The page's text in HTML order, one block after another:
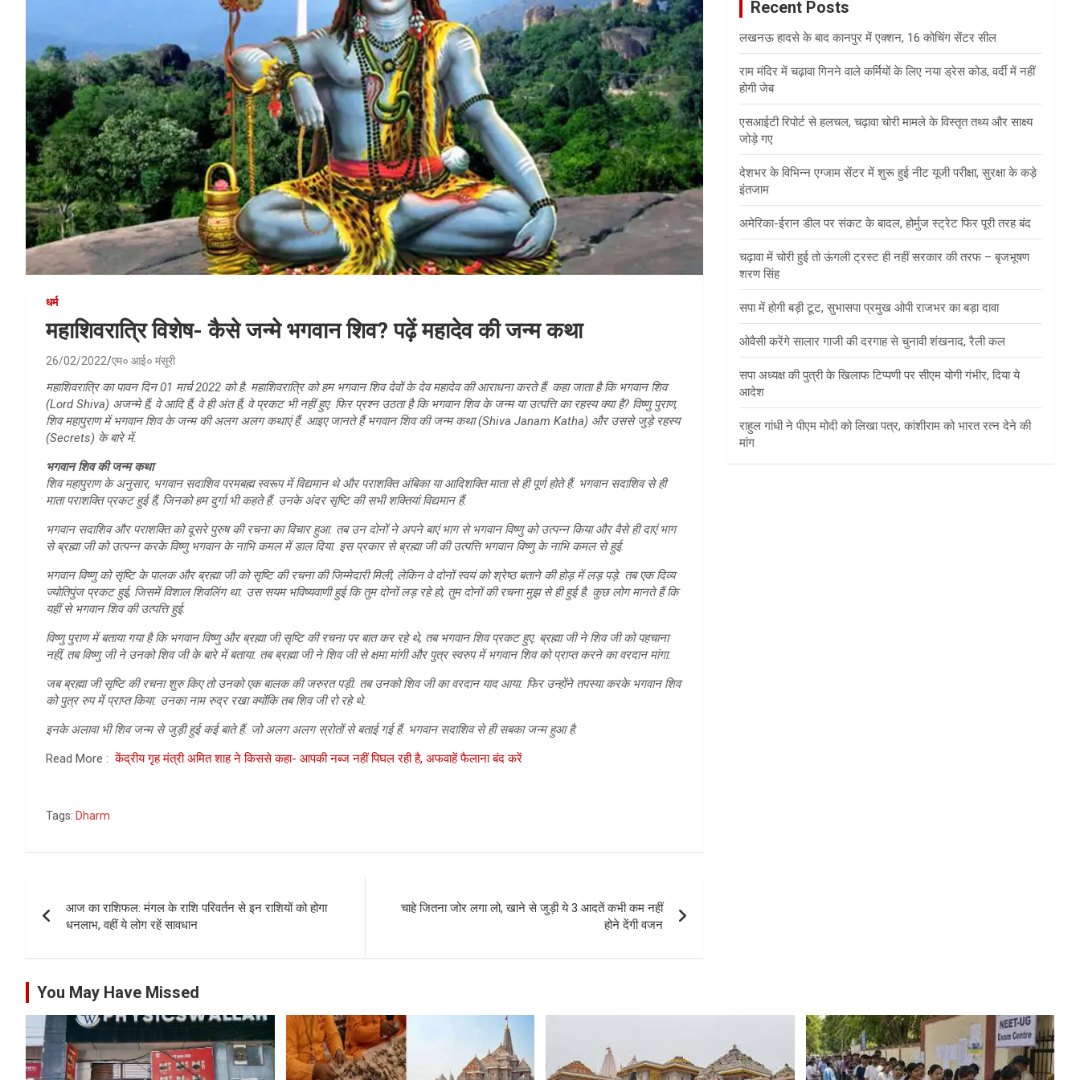
धर्म
महाशिवरात्रि विशेष- कैसे जन्मे भगवान शिव? पढ़ें महादेव की जन्म कथा
26/02/2022 एम० आई० मंसूरी
महाशिवरात्रि का पावन दिन 01 मार्च 2022 को है. महाशिवरात्रि को हम भगवान शिव देवों के देव महादेव की आराधना करते हैं. कहा जाता है कि भगवान शिव
(Lord Shiva) अजन्मे हैं, वे आदि हैं, वे ही अंत हैं, वे प्रकट भी नहीं हुए. फिर प्रश्न उठता है कि भगवान ​शिव के जन्म या उत्पत्ति का रहस्य क्या है? विष्णु पुराण,
शिव महापुराण में भगवान शिव के जन्म की अलग अलग कथाएं हैं. आइए जानते हैं भगवान शिव की जन्म कथा (Shiva Janam Katha) और उससे जुड़े रहस्य
(Secrets) के बारे में.
भगवान शिव की जन्म कथा
शिव महापुराण के अनुसार, भगवान सदाशिव परमबह्म स्वरूप में विद्यमान थे और पराशक्ति अंबिका या आदिशक्ति माता से ही पूर्ण होते हैं. भगवान सदाशिव से ही
माता पराशक्ति प्रकट हुई हैं, जिनको हम दुर्गा भी कहते हैं. उनके अंदर सृष्टि की सभी शक्तियां ​विद्यमान हैं.
भगवान सदाशिव और पराशक्ति को दूसरे पुरुष की रचना का विचार हुआ. तब उन दोनों ने अपने बाएं भाग से भगवान विष्णु को उत्पन्न किया और वैसे ही दाएं भाग
से ब्रह्मा जी को उत्पन्न करके विष्णु भगवान के नाभि कमल में डाल दिया. इस प्रकार से ब्रह्मा जी की उत्पत्ति भगवान विष्णु के नाभि कमल से हुई.
भगवान विष्णु को सृष्टि के पालक और ब्रह्मा जी को सृष्टि की रचना की जिम्मेदारी मिली, लेकिन वे दोनों स्वयं को श्रेष्ठ बताने की होड़ में लड़ पड़े. तब एक दिव्य
ज्योतिपुंज प्रकट हुई, जिसमें विशाल शिवलिंग था. उस सयम भविष्यवाणी हुई कि तुम दोनों लड़ रहे हो, तुम दोनों की रचना मुझ से ही हुई है. कुछ लोग मानते हैं ​कि
यहीं से भगवान शिव की उत्पत्ति हुई.
विष्णु पुराण में बताया गया है कि भगवान विष्णु और ब्रह्मा जी सृष्टि की रचना पर बात कर रहे थे, तब भगवान शिव प्रकट हुए. ब्रह्मा जी ने शिव जी को पहचाना
नहीं, तब विष्णु जी ने उनको शिव जी के बारे में बताया. तब ब्रह्मा जी ने शिव जी से क्षमा मांगी और पुत्र स्वरुप में भगवान शिव को प्राप्त करने का वरदान मांगा.
जब ब्रह्मा जी सृष्टि की रचना शुरु किए तो उनको एक बालक की जरुरत पड़ी. तब उनको शिव जी का वरदान याद आया. फिर उन्होंने तपस्या करके भगवान शिव
को पुत्र रुप में प्राप्त किया. उनका नाम रुद्र रखा क्योंकि तब शिव जी रो रहे थे.
इनके अलावा भी​ शिव जन्म से जुड़ी हुई कई बाते हैं. जो अलग अलग स्रोतों से बताई गई हैं. भगवान सदाशिव से ही सबका जन्म हुआ है.
Read More : केंद्रीय गृह मंत्री अमित शाह ने किससे कहा- आपकी नब्ज नहीं पिघल रही है, अफवाहें फैलाना बंद करें
Tags: Dharm
navigation
आज का राशिफल: मंगल के राशि परिवर्तन से इन राशियों को होगा
धनलाभ, वहीं ये लोग रहें सावधान
चाहे जितना जोर लगा लो, खाने से जुड़ी ये 3 आदतें कभी कम नहीं
होने देंगी वजन
Recent Posts
लखनऊ हादसे के बाद कानपुर में एक्शन, 16 कोचिंग सेंटर सील
राम मंदिर में चढ़ावा गिनने वाले कर्मियों के लिए नया ड्रेस कोड, वर्दी में नहीं
होगी जेब
एसआईटी रिपोर्ट से हलचल, चढ़ावा चोरी मामले के विस्तृत तथ्य और साक्ष्य
जोड़े गए
देशभर के विभिन्न एग्जाम सेंटर में शुरू हुई नीट यूजी परीक्षा, सुरक्षा के कड़े
इंतजाम
अमेरिका-ईरान डील पर संकट के बादल, होर्मुज स्ट्रेट फिर पूरी तरह बंद
चढ़ावा में चोरी हुई तो ऊंगली ट्रस्ट ही नहीं सरकार की तरफ – बृजभूषण
शरण सिंह
सपा में होगी बड़ी टूट, सुभासपा प्रमुख ओपी राजभर का बड़ा दावा
ओवैसी करेंगे सालार गाजी की दरगाह से चुनावी शंखनाद, रैली कल
सपा अध्यक्ष की पुत्री के खिलाफ टिप्पणी पर सीएम योगी गंभीर, दिया ये
आदेश
राहुल गांधी ने पीएम मोदी को लिखा पत्र, कांशीराम को भारत रत्न देने की
मांग
You May Have Missed